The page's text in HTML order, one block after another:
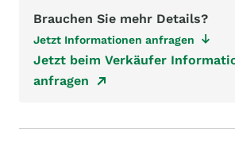
Brauchen Sie mehr Details?
Jetzt Informationen anfragen
Jetzt beim Verkäufer
anfragen